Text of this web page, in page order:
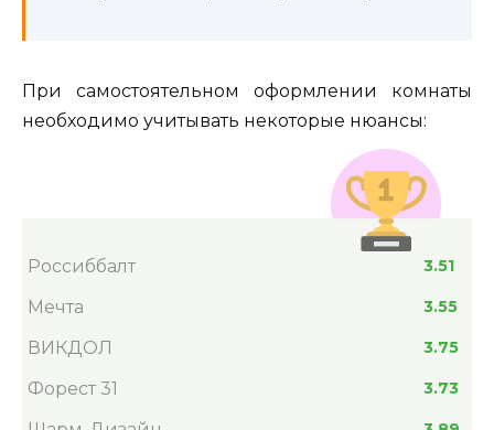
При самостоятельном оформлении комнаты
необходимо учитывать некоторые нюансы:
Россиббалт 3.51
Мечта 3.55
ВИКДОЛ 3.75
Форест 31 3.73